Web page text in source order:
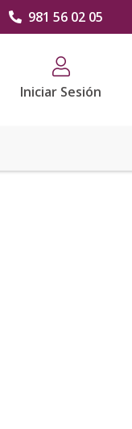
981 56 02 05
Iniciar Sesión